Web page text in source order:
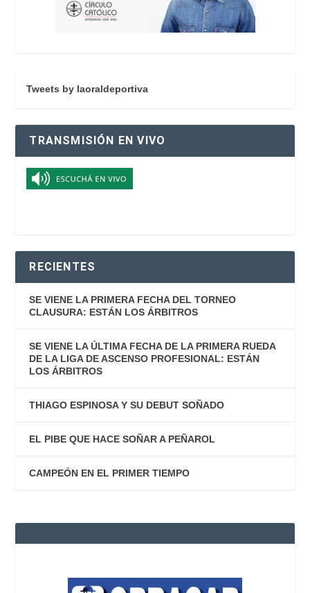
Tweets by laoraldeportiva
TRANSMISIÓN EN VIVO
RECIENTES
SE VIENE LA PRIMERA FECHA DEL TORNEO
CLAUSURA: ESTÁN LOS ÁRBITROS
SE VIENE LA ÚLTIMA FECHA DE LA PRIMERA RUEDA
DE LA LIGA DE ASCENSO PROFESIONAL: ESTÁN
LOS ÁRBITROS
THIAGO ESPINOSA Y SU DEBUT SOÑADO
EL PIBE QUE HACE SOÑAR A PEÑAROL
CAMPEÓN EN EL PRIMER TIEMPO